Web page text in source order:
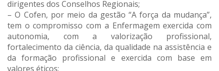
dirigentes dos Conselhos Regionais;
– O Cofen, por meio da gestão “A força da mudança”,
tem o compromisso com a Enfermagem exercida com
autonomia, com a valorização profissional,
fortalecimento da ciência, da qualidade na assistência e
da formação profissional e exercida com base em
valores éticos;